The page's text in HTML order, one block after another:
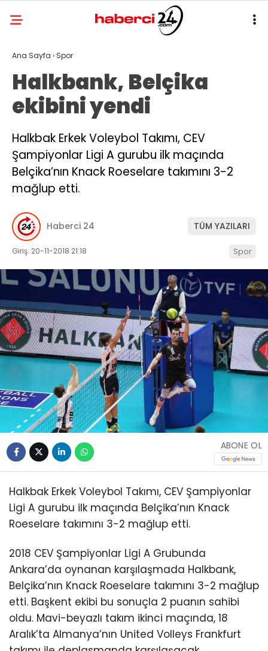
Ana Sayfa › Spor
Halkbank, Belçika
ekibini yendi
Halkbak Erkek Voleybol Takımı, CEV
Şampiyonlar Ligi A gurubu ilk maçında
Belçika’nın Knack Roeselare takımını 3-2
mağlup etti.
Haberci 24 TÜM YAZILARI
Giriş: 20-11-2018 21:18 Spor
ABONE OL
Halkbak Erkek Voleybol Takımı, CEV Şampiyonlar
Ligi A gurubu ilk maçında Belçika’nın Knack
Roeselare takımını 3-2 mağlup etti.
2018 CEV Şampiyonlar Ligi A Grubunda
Ankara’da oynanan karşılaşmada Halkbank,
Belçika’nın Knack Roeselare takımını 3-2 mağlup
etti. Başkent ekibi bu sonuçla 2 puanın sahibi
oldu. Mavi-beyazlı takım ikinci maçında, 18
Aralık’ta Almanya’nın United Volleys Frankfurt